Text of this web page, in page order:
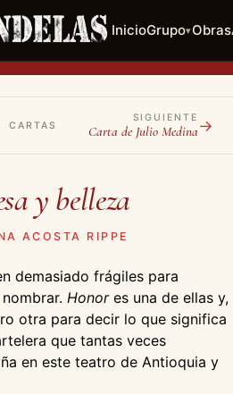
InicioGrupo▾Obras
CARTAS
SIGUIENTE
Carta de Julio Medina→
y belleza
ACOSTA RIPPE
demasiado frágiles para
Honores una de ellas y,
otra para decir lo que significa
que tantas veces
en este teatro de Antioquia y